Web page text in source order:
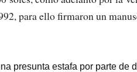
para ello firmaron un
presunta estafa por parte de